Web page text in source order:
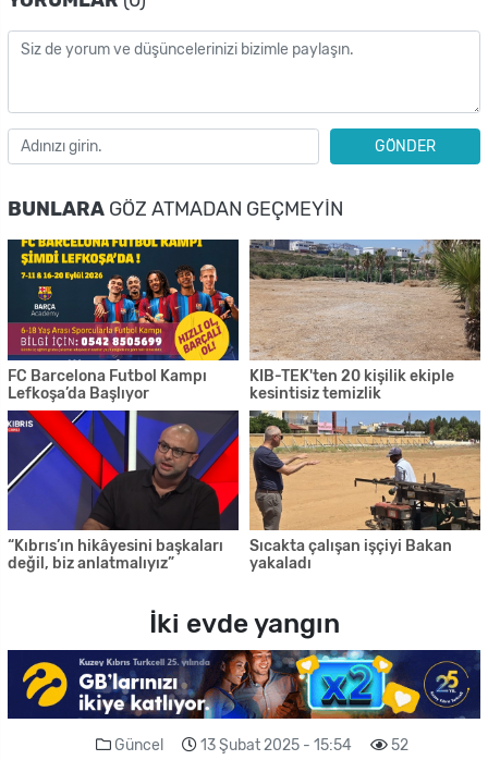
GÖNDER
BUNLARA GÖZ ATMADAN GEÇMEYIN
FC Barcelona Futbol Kampı
Lefkoşa’da Başlıyor
KIB-TEK'ten 20 kişilik ekiple
kesintisiz temizlik
“Kıbrıs’ın hikâyesini başkaları
değil, biz anlatmalıyız”
Sıcakta çalışan işçiyi Bakan
yakaladı
İki evde yangın
Güncel 13 Şubat 2025 - 15:54 52